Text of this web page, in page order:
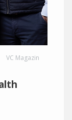
VC Magazin